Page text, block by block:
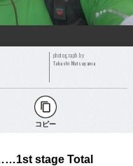
photograph by
Takashi Matsuyama
コピー
stage Total